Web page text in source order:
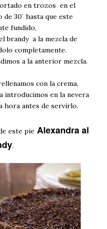
en trozos en el
30´ hasta que este
fundido,
brandy a la mezcla de
completamente.
a la anterior mezcla.
con la crema,
introducimos en la nevera
hora antes de servirlo.
este pie Alexandra al
.